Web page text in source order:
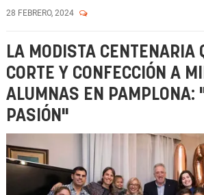
28 FEBRERO, 2024
LA MODISTA CENTENARIA
CORTE Y CONFECCIÓN A
ALUMNAS EN PAMPLONA:
PASIÓN"